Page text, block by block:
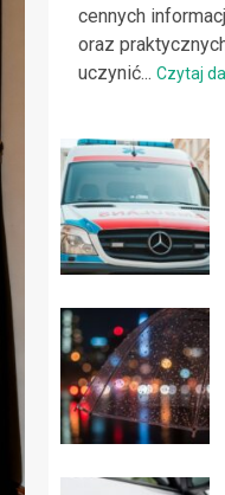
cennych
oraz
uczynić... Czytaj